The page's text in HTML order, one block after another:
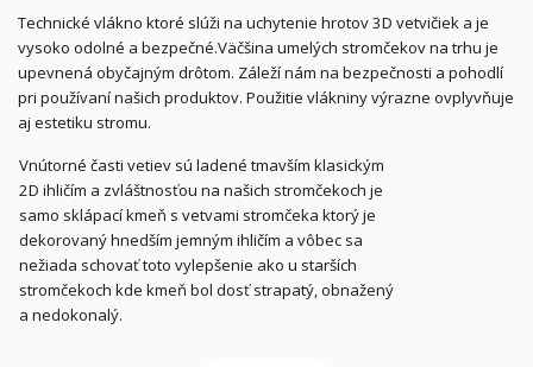
Technické vlákno ktoré slúži na uchytenie hrotov 3D vetvičiek a je
vysoko odolné a bezpečné.Väčšina umelých stromčekov na trhu je
upevnená obyčajným drôtom. Záleží nám na bezpečnosti a pohodlí
pri používaní našich produktov. Použitie vlákniny výrazne ovplyvňuje
aj estetiku stromu.
Vnútorné časti vetiev sú ladené tmavším klasickým
2D ihličím a zvláštnosťou na našich stromčekoch je
samo sklápací kmeň s vetvami stromčeka ktorý je
dekorovaný hnedším jemným ihličím a vôbec sa
nežiada schovať toto vylepšenie ako u starších
stromčekoch kde kmeň bol dosť strapatý, obnažený
a nedokonalý.